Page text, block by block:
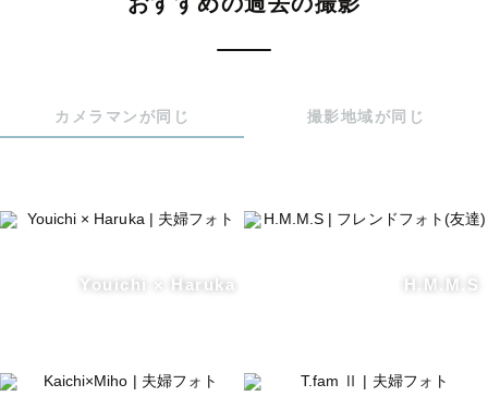
③納品
--- オプション ---
カメラマンが同じ 撮影地域が同じ
Youichi × Haruka H.M.M.S